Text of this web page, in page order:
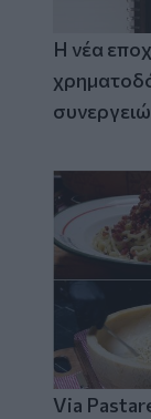
Η νέα
Via